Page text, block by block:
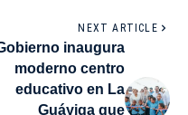
NEXT ARTICLE
inaugura
moderno centro
educativo en La
Guáyiga que